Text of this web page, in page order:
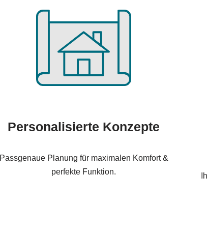
Personalisierte Konzepte
Passgenaue Planung für maximalen Komfort &
perfekte Funktion.